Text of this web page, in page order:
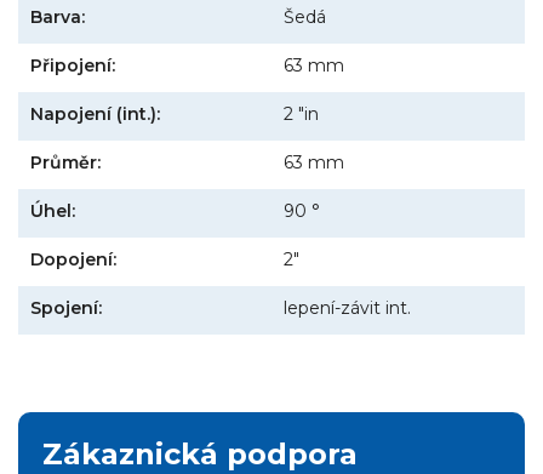
Barva: Šedá
Připojení: 63 mm
Napojení (int.): 2 "in
Průměr: 63 mm
Úhel: 90 °
Dopojení: 2"
Spojení: lepení-závit int.
Zákaznická podpora